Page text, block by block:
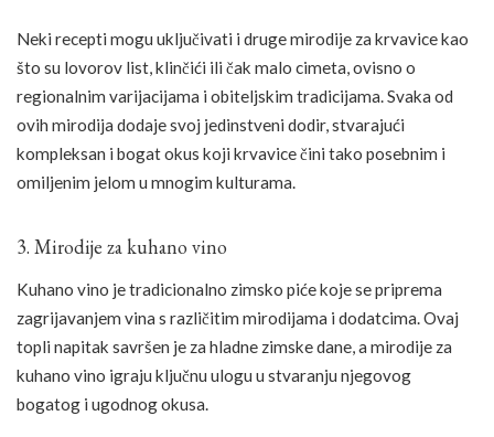
Neki recepti mogu uključivati i druge mirodije za krvavice kao
što su lovorov list, klinčići ili čak malo cimeta, ovisno o
regionalnim varijacijama i obiteljskim tradicijama. Svaka od
ovih mirodija dodaje svoj jedinstveni dodir, stvarajući
kompleksan i bogat okus koji krvavice čini tako posebnim i
omiljenim jelom u mnogim kulturama.
3. Mirodije za kuhano vino
Kuhano vino je tradicionalno zimsko piće koje se priprema
zagrijavanjem vina s različitim mirodijama i dodatcima. Ovaj
topli napitak savršen je za hladne zimske dane, a mirodije za
kuhano vino igraju ključnu ulogu u stvaranju njegovog
bogatog i ugodnog okusa.